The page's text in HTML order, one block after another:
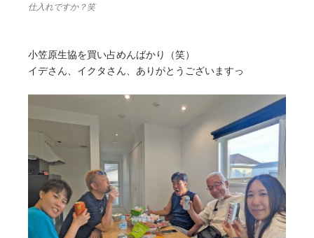
仕入れですか？笑
小笠原生協を買い占めんばかり（笑）
イデさん、イクタさん、ありがとうございますっ